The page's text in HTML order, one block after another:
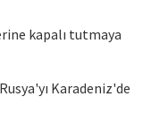
kapalı tutmaya
Karadeniz'de